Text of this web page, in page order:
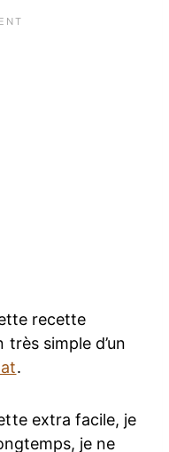
recette
très simple d’un
.
extra facile, je
je ne